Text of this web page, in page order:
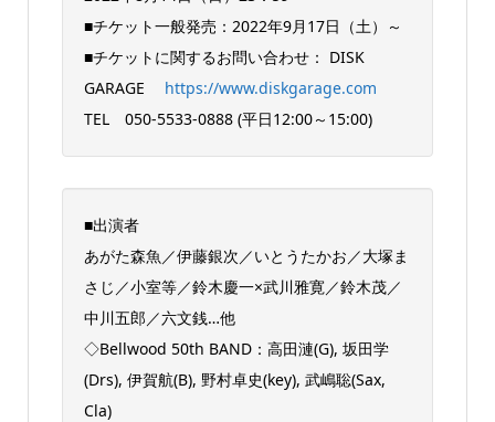
■チケット一般発売：2022年9月17日（土）～
■チケットに関するお問い合わせ： DISK
GARAGE https://www.diskgarage.com
TEL 050-5533-0888 (平日12:00～15:00)
■出演者
あがた森魚／伊藤銀次／いとうたかお／大塚ま
さじ／小室等／鈴木慶一×武川雅寛／鈴木茂／
中川五郎／六文銭…他
◇Bellwood 50th BAND：高田漣(G), 坂田学
(Drs), 伊賀航(B), 野村卓史(key), 武嶋聡(Sax,
Cla)